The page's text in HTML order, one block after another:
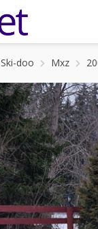
Ski-doo Mxz